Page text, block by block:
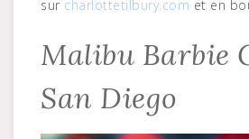
sur charlottetilbury.com et en
Malibu Barbie
San Diego